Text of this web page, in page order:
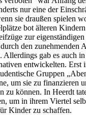
nur eine der
sie draußen spielen
bot älteren
zur
den zunehmenden
Allerdings gab es auch
entwickelten. Erst
Gruppen
um sie zu finanzieren
zu können. In Heerdt
um in ihrem Viertel
Kinder zu schaffen.